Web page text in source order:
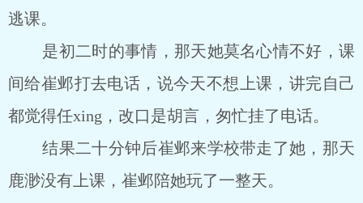
逃课。
是初二时的事情，那天她莫名心情不好，课
间给崔邺打去电话，说今天不想上课，讲完自己
都觉得任xing，改口是胡言，匆忙挂了电话。
结果二十分钟后崔邺来学校带走了她，那天
鹿渺没有上课，崔邺陪她玩了一整天。